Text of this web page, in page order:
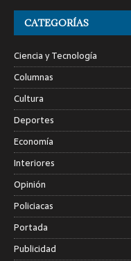
CATEGORÍAS
Ciencia y Tecnología
Columnas
Cultura
Deportes
Economía
Interiores
Opinión
Policiacas
Portada
Publicidad